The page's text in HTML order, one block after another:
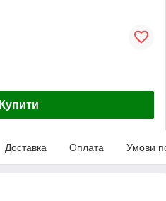
Купити
Доставка Оплата Умови